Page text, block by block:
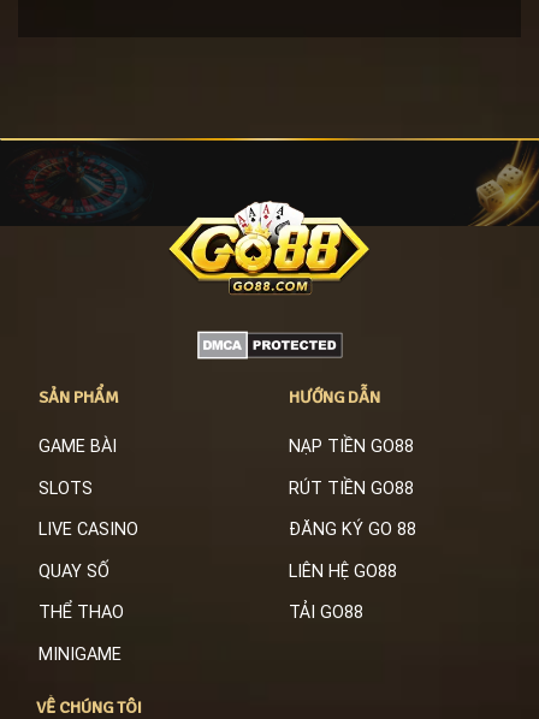
SẢN PHẨM
GAME BÀI
SLOTS
LIVE CASINO
QUAY SỐ
THỂ THAO
MINIGAME
HƯỚNG DẪN
NẠP TIỀN GO88
RÚT TIỀN GO88
ĐĂNG KÝ GO 88
LIÊN HỆ GO88
TẢI GO88
VỀ CHÚNG TÔI